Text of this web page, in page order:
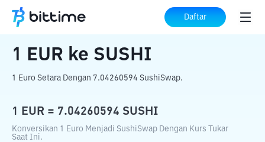
Daftar
Beranda Konverter Kripto ke SUSHI
1 EUR ke SUSHI
1 Euro Setara Dengan 7.04260594 SushiSwap.
1 EUR = 7.04260594 SUSHI
Konversikan 1 Euro Menjadi SushiSwap Dengan Kurs Tukar
Saat Ini.